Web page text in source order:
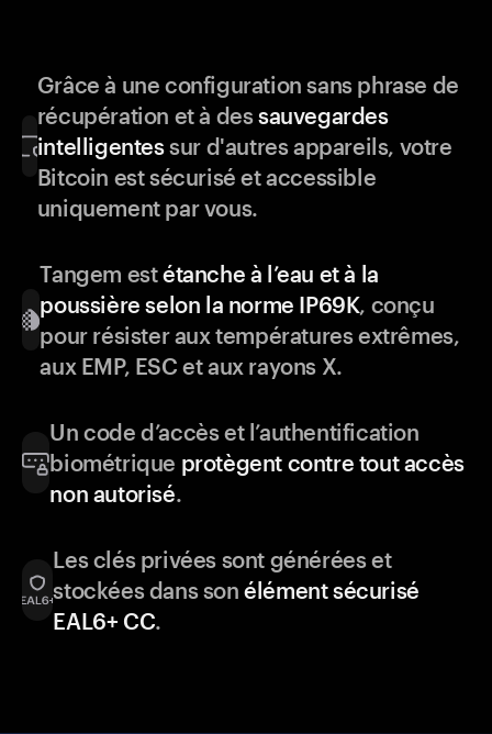
Grâce à une configuration sans phrase de
récupération et à dessauvegardes
intelligentessur d'autres appareils, votre
Bitcoin est sécurisé et accessible
uniquement par vous.
Tangem estétanche à l’eau et à la
poussière selon la norme IP69K, conçu
pour résister aux températures extrêmes,
aux EMP, ESC et aux rayons X.
Un code d’accès et l’authentification
biométrique protègent contre tout accès
non autorisé.
Les clés privées sont générées et
stockées dans sonélément sécurisé
EAL6+ CC.